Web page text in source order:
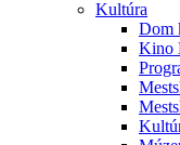
Kultúra
Dom
Kino